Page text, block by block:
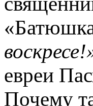
евреи
Почему